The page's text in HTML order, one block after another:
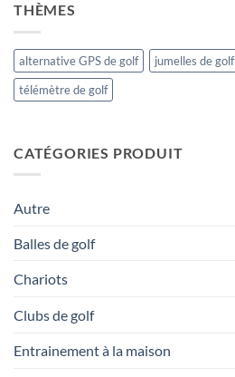
THÈMES
alternative GPS de golf jumelles de golf
télémètre de golf
CATÉGORIES PRODUIT
Autre
Balles de golf
Chariots
Clubs de golf
Entrainement à la maison